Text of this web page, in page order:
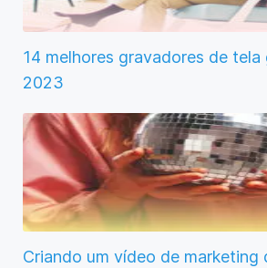
14 melhores gravadores de
2023
Criando um vídeo de marketing